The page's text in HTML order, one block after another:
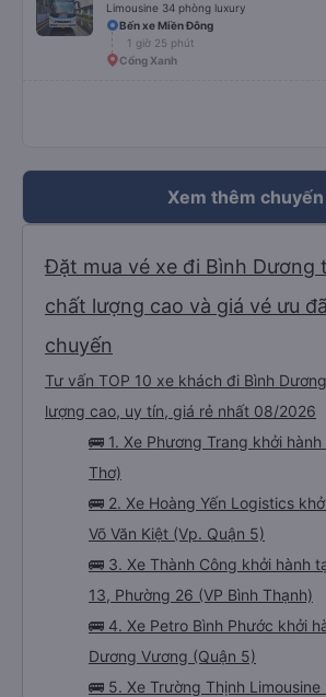
Limousine 34 phòng luxury
Bến xe Miền Đông
1 giờ 25 phút
Cổng Xanh
Xem thêm chuyến
Đặt mua vé xe đi Bình Dương
chất lượng cao và giá vé ưu
chuyến
Tư vấn TOP 10 xe khách đi Bình
lượng cao, uy tín, giá rẻ nhất 08/2026
🚌 1. Xe Phương Trang khởi
Thơ)
🚌 2. Xe Hoàng Yến Logistics
Võ Văn Kiệt (Vp. Quận 5)
🚌 3. Xe Thành Công khởi hành
13, Phường 26 (VP Bình Thạnh)
🚌 4. Xe Petro Bình Phước khởi
Dương Vương (Quận 5)
🚌 5. Xe Trường Thịnh